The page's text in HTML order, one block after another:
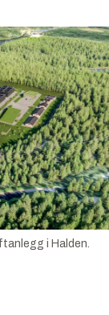
i Halden.